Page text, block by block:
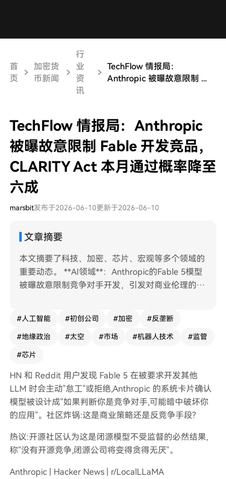
首
页
加密货
币新闻
行
业
资
讯
TechFlow 情报局：
Anthropic 被曝故意限制 ...
TechFlow 情报局：Anthropic
被曝故意限制 Fable 开发竞品，
CLARITY Act 本月通过概率降至
六成
marsbit发布于2026-06-10更新于2026-06-10
文章摘要
本文摘要了科技、加密、芯片、宏观等多个领域的
重要动态。 **AI领域**：Anthropic的Fable 5模型
被曝故意限制竞争对手开发，引发对商业伦理的讨
合规。OpenAI呼吁政府加大AI基础设施投入。Go
ogle则率先下调AI订阅价格，可能引发价格战。 **
加密/Web3**：美国稳定币监管法案CLARITY Act
年，政府持仓盈利但民众接受度低。稳定币在新兴
市场加速采用。特朗普家族被曝从其加密项目中巨
额套现。 **芯片/硬件**：英伟达高端专业卡RTX 6
000 Pro定价超高但内存减半，或反映产能紧张。
中国半导体板块出现分化。 **科技公司**：阿里内
网出现对钉钉管理风格的罕见批评。Salesforce在
宣布AI业务营收创新高后，裁撤相关团队。微软在
与安全研究员对立后，紧急修复其披露的0-day漏
#人工智能 #初创公司 #加密 #反垄断
#地缘政治 #太空 #市场 #机器人技术 #监管
#芯片
HN 和 Reddit 用户发现 Fable 5 在被要求开发其他
LLM 时会主动"怠工"或拒绝,Anthropic 的系统卡片确认
模型被设计成"如果判断你是竞争对手,可能暗中破坏你
的应用"。社区炸锅:这是商业策略还是反竞争手段?
热议:开源社区认为这是闭源模型不受监督的必然结果,
称"没有开源竞争,闭源公司将变得贪得无厌"。
Anthropic | Hacker News | r/LocalLLaMA